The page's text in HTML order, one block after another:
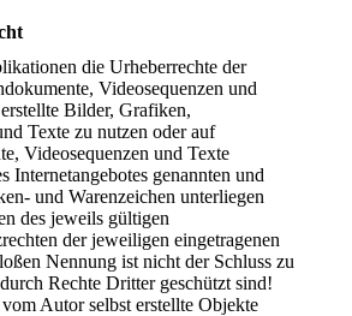
die Urheberrechte der
Videosequenzen und
Bilder, Grafiken,
Texte zu nutzen oder auf
Videosequenzen und Texte
genannten und
und Warenzeichen unterliegen
des jeweils gültigen
der jeweiligen eingetragenen
Nennung ist nicht der Schluss zu
Rechte Dritter geschützt sind!
Autor selbst erstellte Objekte